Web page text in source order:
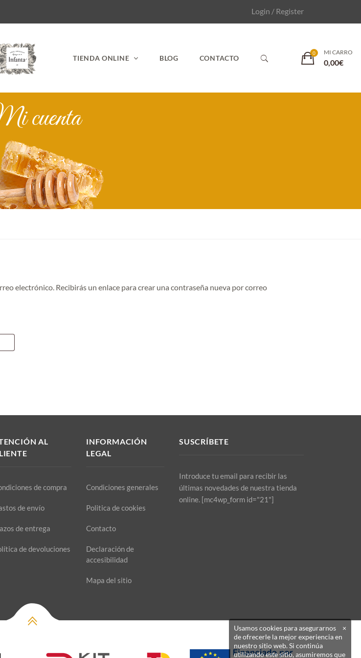
Login / Register
TIENDA ONLINE BLOG CONTACTO
MI CARRO
0,00€
cuenta
electrónico. Recibirás un enlace para crear una contraseña nueva por correo
AL
de compra
de envío
de entrega
de devoluciones
INFORMACIÓN
LEGAL
Condiciones generales
Politica de cookies
Contacto
Declaración de
accesibilidad
Mapa del sitio
SUSCRÍBETE
Introduce tu email para recibir las
últimas novedades de nuestra tienda
online. [mc4wp_form id="21"]
×
Usamos cookies para asegurarnos
de ofrecerle la mejor experiencia en
nuestro sitio web. Si continúa
utilizando este sitio, asumiremos que